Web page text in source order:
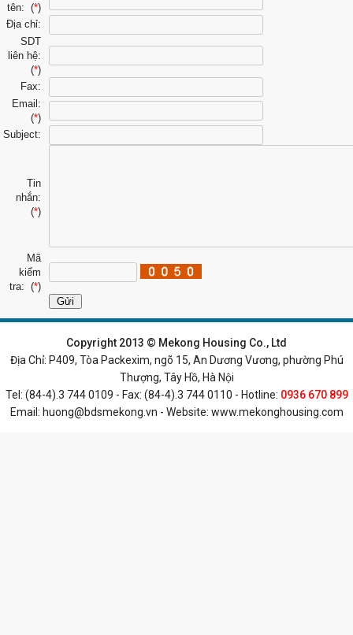
tên: (*)
Địa chỉ:
SDT
liên hệ:
(*)
Fax:
Email:
(*)
Subject:
Tin
nhắn:
(*)
Mã
kiểm
tra: (*)
CĂN HỘ CHO THUÊ | NHÀ CHO THUÊ | DỰ ÁN VÀ TÒA NHÀ |
CĂN HỘ DỊCH VỤ
Copyright 2013 © Mekong Housing Co., Ltd
Địa Chỉ: P409, Tòa Packexim, ngõ 15, An Dương Vương, phường Phú
Thượng, Tây Hồ, Hà Nội
Tel: (84-4).3 744 0109 - Fax: (84-4).3 744 0110 - Hotline: 0936 670 899
Email: huong@bdsmekong.vn - Website: www.mekonghousing.com